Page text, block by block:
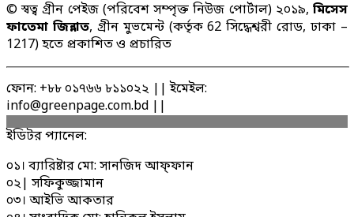
© স্বত্ব গ্রীন পেইজ (পরিবেশ সম্পৃক্ত নিউজ পোর্টাল) ২০১৯, মিসেস
ফাতেমা জিন্নাত, গ্রীন মুভমেন্ট (কর্তৃক 62 সিদ্ধেশ্বরী রোড, ঢাকা –
1217) হতে প্রকাশিত ও প্রচারিত
ফোন: +৮৮ ০১৭৬৬ ৮১১০২২ || ইমেইল:
info@greenpage.com.bd ||
ইডিটর প্যানেল:
০১। ব্যারিষ্টার মো: সানজিদ আফ্ফান
০২| সফিকুজ্জামান
০৩। আইভি আকতার